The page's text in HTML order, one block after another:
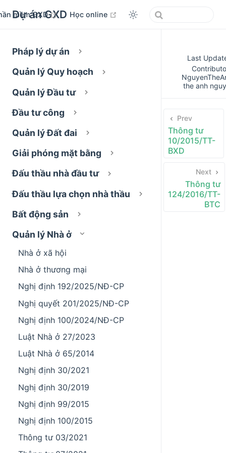
Dự án GXD
mềm GXD open in new window
Học online open in new window
Pháp lý dự án
Quản lý Quy hoạch
Quản lý Đầu tư
Đầu tư công
Quản lý Đất đai
Giải phóng mặt bằng
Đấu thầu nhà đầu tư
Đấu thầu lựa chọn nhà thầu
Bất động sản
Quản lý Nhà ở
Nhà ở xã hội
Nhà ở thương mại
Nghị định 192/2025/NĐ-CP
Nghị quyết 201/2025/NĐ-CP
Nghị định 100/2024/NĐ-CP
Luật Nhà ở 27/2023
Luật Nhà ở 65/2014
Nghị định 30/2021
Nghị định 30/2019
Nghị định 99/2015
Nghị định 100/2015
Thông tư 03/2021
Last
the anh
Prev
Thông tư
10/2015/TT-
BXD
Next
Thông tư
124/2016/TT-
BTC